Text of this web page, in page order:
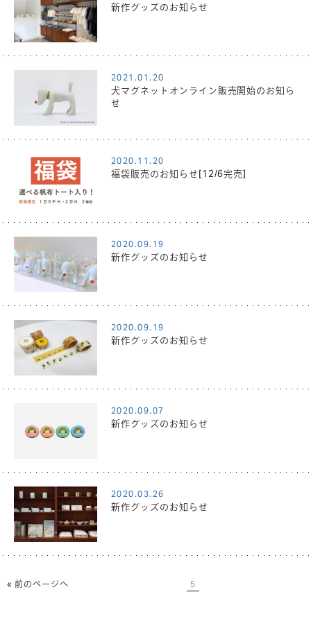
新作グッズのお知らせ
2021.01.20
犬マグネットオンライン販売開始のお知ら
せ
2020.11.20
福袋販売のお知らせ[12/6完売]
2020.09.19
新作グッズのお知らせ
2020.09.19
新作グッズのお知らせ
2020.09.07
新作グッズのお知らせ
2020.03.26
新作グッズのお知らせ
« 前のページへ 5